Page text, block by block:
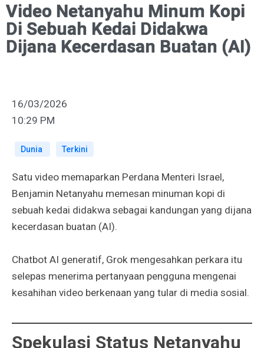
Video Netanyahu Minum Kopi
Di Sebuah Kedai Didakwa
Dijana Kecerdasan Buatan (AI)
16/03/2026
10:29 PM
Dunia Terkini
Satu video memaparkan Perdana Menteri Israel,
Benjamin Netanyahu memesan minuman kopi di
sebuah kedai didakwa sebagai kandungan yang dijana
kecerdasan buatan (AI).
Chatbot AI generatif, Grok mengesahkan perkara itu
selepas menerima pertanyaan pengguna mengenai
kesahihan video berkenaan yang tular di media sosial.
Spekulasi Status Netanyahu